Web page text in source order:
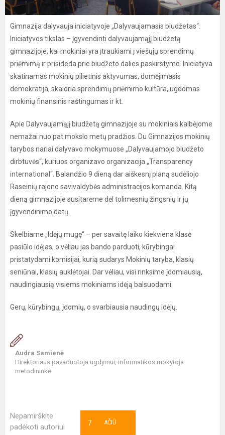
Gimnazija dalyvauja iniciatyvoje „Dalyvaujamasis biudžetas“.
Iniciatyvos tikslas – įgyvendinti dalyvaujamąjį biudžetą
gimnazijoje, kai mokiniai yra įtraukiami į viešųjų sprendimų
priėmimą ir prisideda prie biudžeto dalies paskirstymo. Iniciatyva
skatinamas mokinių pilietinis aktyvumas, domėjimasis
demokratija, skaidria sprendimų priėmimo kultūra, ugdomas
mokinių finansinis raštingumas ir kt.
Apie Dalyvaujamąjį biudžetą gimnazijoje su mokiniais kalbėjome
nemažai nuo pat mokslo metų pradžios. Du Gimnazijos mokinių
tarybos nariai dalyvavo mokymuose „Dalyvaujamojo biudžeto
dirbtuvės“, kuriuos organizavo organizacija „Transparency
international“. Balandžio 9 dieną dar aiškesnį planą sudėliojo
Raseinių rajono savivaldybės administracijos komanda. Kitą
dieną gimnazijoje susitarėme dėl tolimesnių žingsnių ir jų
įgyvendinimo datų.
Skelbiame „Idėjų mugę“ – per savaitę laiko kiekviena klasė
pasiūlo idėjas, o vėliau jas bando parduoti, kūrybingai
pristatydami komisijai, kurią sudarys Mokinių taryba, klasių
seniūnai, klasių auklėtojai. Dar vėliau, visi rinksime įdomiausią,
naudingiausią visiems mokiniams idėją balsuodami.
Gerų, kūrybingų, įdomių, o svarbiausia naudingų idėjų.
Audra Samienė
Direktoriaus pavaduotoja ugdymui, informatikos mokytoja
metodininkė
Nepamirškite
padėkoti autoriui
AČIŪ
7